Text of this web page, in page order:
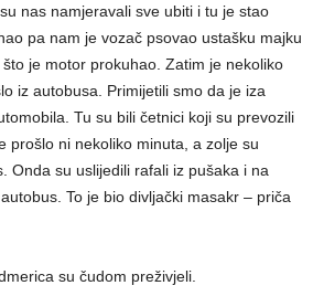
nas namjeravali sve ubiti i tu je stao
pa nam je vozač psovao ustašku majku
je motor prokuhao. Zatim je nekoliko
iz autobusa. Primijetili smo da je iza
Tu su bili četnici koji su prevozili
prošlo ni nekoliko minuta, a zolje su
Onda su uslijedili rafali iz pušaka i na
To je bio divljački masakr – priča
su čudom preživjeli.